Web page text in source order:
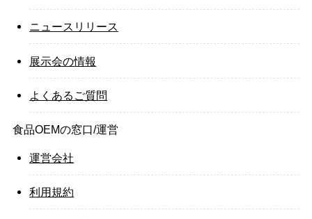
ニュースリリース
展示会の情報
よくあるご質問
食品OEMの窓口/運営
運営会社
利用規約